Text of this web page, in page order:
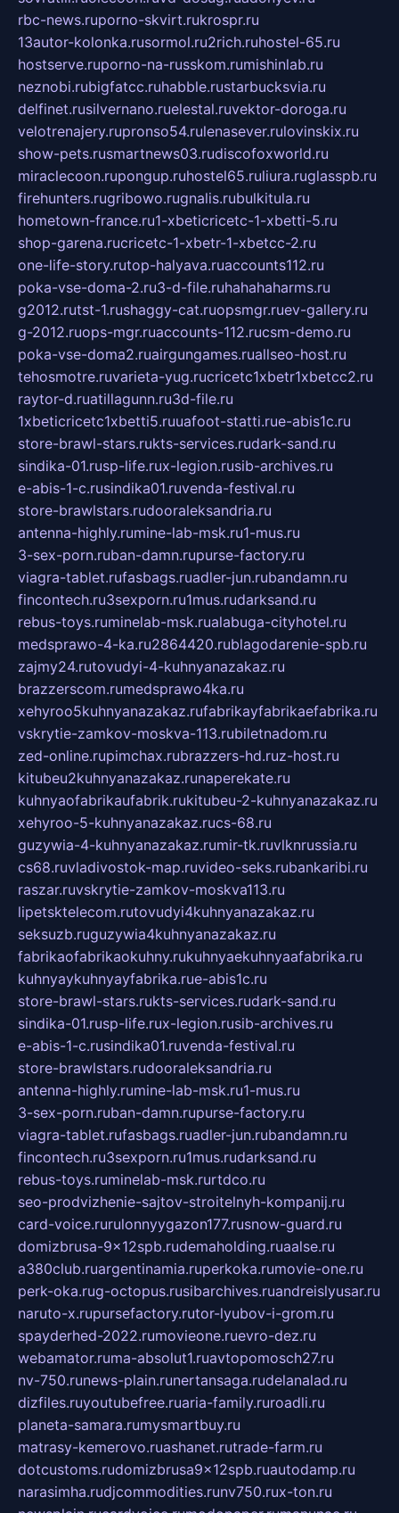
rbc-news.ruporno-skvirt.rukrospr.ru
13autor-kolonka.rusormol.ru2rich.ruhostel-65.ru
hostserve.ruporno-na-russkom.rumishinlab.ru
neznobi.rubigfatcc.ruhabble.rustarbucksvia.ru
delfinet.rusilvernano.ruelestal.ruvektor-doroga.ru
velotrenajery.rupronso54.rulenasever.rulovinskix.ru
show-pets.rusmartnews03.rudiscofoxworld.ru
miraclecoon.rupongup.ruhostel65.ruliura.ruglasspb.ru
firehunters.rugribowo.rugnalis.rubulkitula.ru
hometown-france.ru1-xbeticricetc-1-xbetti-5.ru
shop-garena.rucricetc-1-xbetr-1-xbetcc-2.ru
one-life-story.rutop-halyava.ruaccounts112.ru
poka-vse-doma-2.ru3-d-file.ruhahahaharms.ru
g2012.rutst-1.rushaggy-cat.ruopsmgr.ruev-gallery.ru
g-2012.ruops-mgr.ruaccounts-112.rucsm-demo.ru
poka-vse-doma2.ruairgungames.ruallseo-host.ru
tehosmotre.ruvarieta-yug.rucricetc1xbetr1xbetcc2.ru
raytor-d.ruatillagunn.ru3d-file.ru
1xbeticricetc1xbetti5.ruuafoot-statti.rue-abis1c.ru
store-brawl-stars.rukts-services.rudark-sand.ru
sindika-01.rusp-life.rux-legion.rusib-archives.ru
e-abis-1-c.rusindika01.ruvenda-festival.ru
store-brawlstars.rudooraleksandria.ru
antenna-highly.rumine-lab-msk.ru1-mus.ru
3-sex-porn.ruban-damn.rupurse-factory.ru
viagra-tablet.rufasbags.ruadler-jun.rubandamn.ru
fincontech.ru3sexporn.ru1mus.rudarksand.ru
rebus-toys.ruminelab-msk.rualabuga-cityhotel.ru
medsprawo-4-ka.ru2864420.rublagodarenie-spb.ru
zajmy24.rutovudyi-4-kuhnyanazakaz.ru
brazzerscom.rumedsprawo4ka.ru
xehyroo5kuhnyanazakaz.rufabrikayfabrikaefabrika.ru
vskrytie-zamkov-moskva-113.rubiletnadom.ru
zed-online.rupimchax.rubrazzers-hd.ruz-host.ru
kitubeu2kuhnyanazakaz.runaperekate.ru
kuhnyaofabrikaufabrik.rukitubeu-2-kuhnyanazakaz.ru
xehyroo-5-kuhnyanazakaz.rucs-68.ru
guzywia-4-kuhnyanazakaz.rumir-tk.ruvlknrussia.ru
cs68.ruvladivostok-map.ruvideo-seks.rubankaribi.ru
raszar.ruvskrytie-zamkov-moskva113.ru
lipetsktelecom.rutovudyi4kuhnyanazakaz.ru
seksuzb.ruguzywia4kuhnyanazakaz.ru
fabrikaofabrikaokuhny.rukuhnyaekuhnyaafabrika.ru
kuhnyaykuhnyayfabrika.rue-abis1c.ru
store-brawl-stars.rukts-services.rudark-sand.ru
sindika-01.rusp-life.rux-legion.rusib-archives.ru
e-abis-1-c.rusindika01.ruvenda-festival.ru
store-brawlstars.rudooraleksandria.ru
antenna-highly.rumine-lab-msk.ru1-mus.ru
3-sex-porn.ruban-damn.rupurse-factory.ru
viagra-tablet.rufasbags.ruadler-jun.rubandamn.ru
fincontech.ru3sexporn.ru1mus.rudarksand.ru
rebus-toys.ruminelab-msk.rurtdco.ru
seo-prodvizhenie-sajtov-stroitelnyh-kompanij.ru
card-voice.rurulonnyygazon177.rusnow-guard.ru
domizbrusa-9x12spb.rudemaholding.ruaalse.ru
a380club.ruargentinamia.ruperkoka.rumovie-one.ru
perk-oka.rug-octopus.rusibarchives.ruandreislyusar.ru
naruto-x.rupursefactory.rutor-lyubov-i-grom.ru
spayderhed-2022.rumovieone.ruevro-dez.ru
webamator.ruma-absolut1.ruavtopomosch27.ru
nv-750.runews-plain.runertansaga.rudelanalad.ru
dizfiles.ruyoutubefree.ruaria-family.ruroadli.ru
planeta-samara.rumysmartbuy.ru
matrasy-kemerovo.ruashanet.rutrade-farm.ru
dotcustoms.rudomizbrusa9x12spb.ruautodamp.ru
narasimha.rudjcommodities.runv750.rux-ton.ru